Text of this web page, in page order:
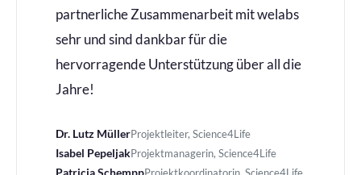
partnerliche Zusammenarbeit mit welabs
sehr und sind dankbar für die
hervorragende Unterstützung über all die
Jahre!
Dr. Lutz MüllerProjektleiter, Science4Life
Isabel PepeljakProjektmanagerin, Science4Life
Patricia Schempp